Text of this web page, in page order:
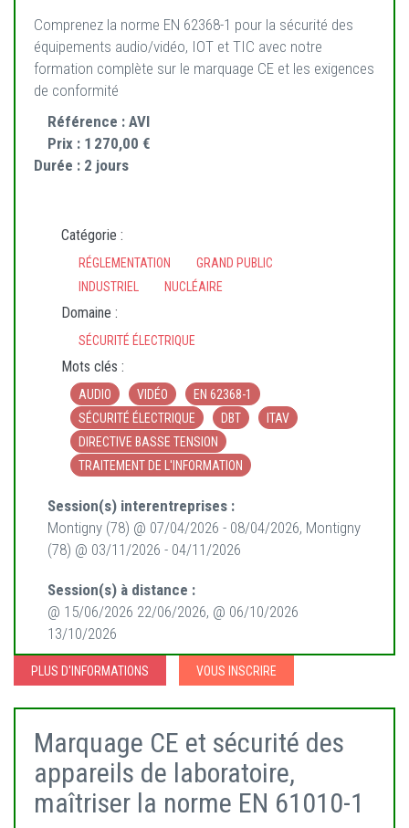
Comprenez la norme EN 62368-1 pour la sécurité des
équipements audio/vidéo, IOT et TIC avec notre
formation complète sur le marquage CE et les exigences
de conformité
Référence : AVI
Prix : 1 270,00 €
Durée : 2 jours
Catégorie :
RÉGLEMENTATION
GRAND PUBLIC
INDUSTRIEL
NUCLÉAIRE
Domaine :
SÉCURITÉ ÉLECTRIQUE
Mots clés :
AUDIO VIDÉO
EN 62368-1
SÉCURITÉ ÉLECTRIQUE
DBT
ITAV
DIRECTIVE BASSE TENSION
TRAITEMENT DE L'INFORMATION
Session(s) interentreprises :
Montigny (78) @ 07/04/2026 - 08/04/2026, Montigny
(78) @ 03/11/2026 - 04/11/2026
Session(s) à distance :
@ 15/06/2026 22/06/2026, @ 06/10/2026
13/10/2026
PLUS D'INFORMATIONS VOUS INSCRIRE
Marquage CE et sécurité des
appareils de laboratoire,
maîtriser la norme EN 61010-1